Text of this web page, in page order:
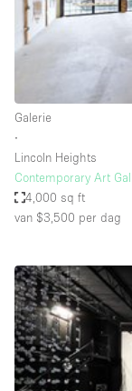
Restaurant /
Unieke ruimte
Winkel delen
Kenmerken ruimte
Animals
Audio- en
Galerie
∙
Lincoln Heights
Contemporary Art
4,000 sq ft
van $3,500 per dag